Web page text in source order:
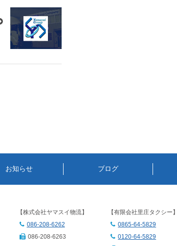
お知らせ ブログ
【株式会社ヤマスイ物流】
086-208-6262
086-208-6263
【有限会社里庄タクシー】
0865-64-5829
0120-64-5829